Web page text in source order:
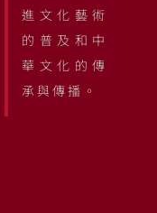
進文化藝術
的普及和中
華文化的傳
承與傳播。